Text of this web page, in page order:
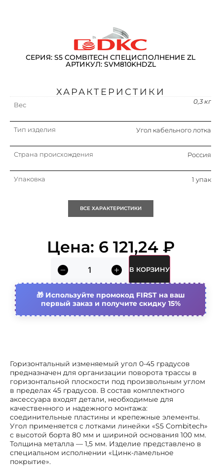
СЕРИЯ: S5 COMBITECH СПЕЦИСПОЛНЕНИЕ ZL
АРТИКУЛ: SVM810KHDZL
Горизонтальный изменяемый угол 0-45 градусов
предназначен для организации поворота трассы в
горизонтальной плоскости под произвольным углом
в пределах 45 градусов. В состав комплектного
аксессуара входят детали, необходимые для
качественного и надежного монтажа:
соединительные пластины и крепежные элементы.
Угол применяется с лотками линейки «S5 Combitech»
с высотой борта 80 мм и шириной основания 100 мм.
Толщина металла — 1,5 мм. Изделие представлено в
специальном исполнении «Цинк-ламельное
покрытие».
ХАРАКТЕРИСТИКИ
Вес 0,3 кг
Тип изделия Угол кабельного лотка
Страна происхождения Россия
Упаковка 1 упак
Nato монтажные отверстия
Высота кабельного лотка
Ширина кабельного лотка 100 мм
Отклонение (угол) Регулируемый
Толщина материала
Модель/исполнение
С соединит. разъемом в
комплекте
Цвет
ВСЕ ХАРАКТЕРИСТИКИ
Цена: 6 121,24 ₽
В КОРЗИНУ
Используйте промокод FIRST на ваш
первый заказ и получите скидку 15%